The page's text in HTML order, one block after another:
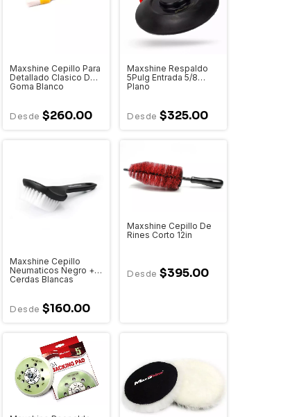
Maxshine Cepillo Para
Detallado Clasico De
Goma Blanco
$260.00
Maxshine Respaldo
5Pulg Entrada 5/8
Plano
$325.00
Maxshine Cepillo
Neumaticos Negro +
Cerdas Blancas
$160.00
Maxshine Cepillo De
Rines Corto 12in
$395.00